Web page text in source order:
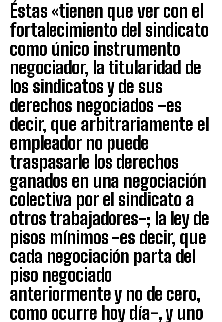
Éstas «tienen que ver con el
fortalecimiento del sindicato
como único instrumento
negociador, la titularidad de
los sindicatos y de sus
derechos negociados –es
decir, que arbitrariamente el
empleador no puede
traspasarle los derechos
ganados en una negociación
colectiva por el sindicato a
otros trabajadores-; la ley de
pisos mínimos -es decir, que
cada negociación parta del
piso negociado
anteriormente y no de cero,
como ocurre hoy día-, y uno